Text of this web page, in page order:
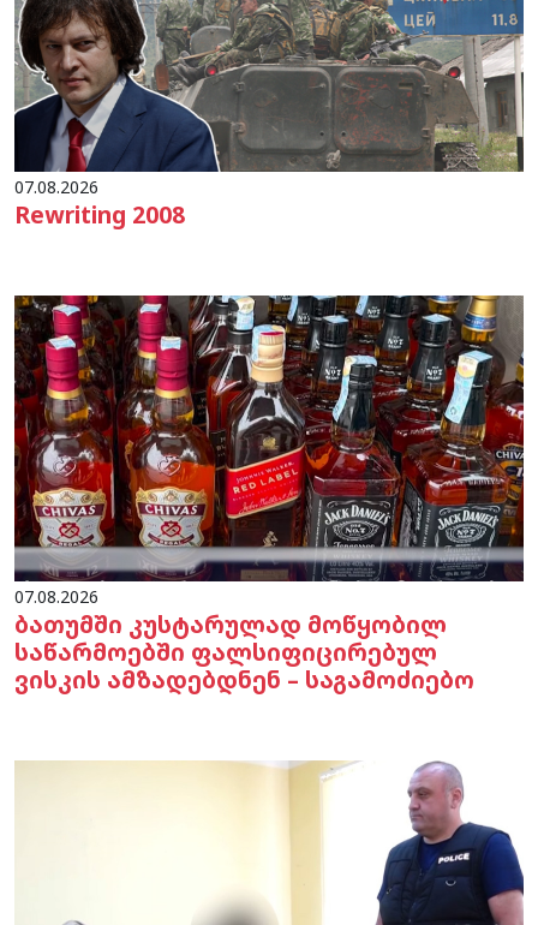
07.08.2026
Rewriting 2008
07.08.2026
ბათუმში კუსტარულად მოწყობილ
საწარმოებში ფალსიფიცირებულ
ვისკის ამზადებდნენ – საგამოძიებო